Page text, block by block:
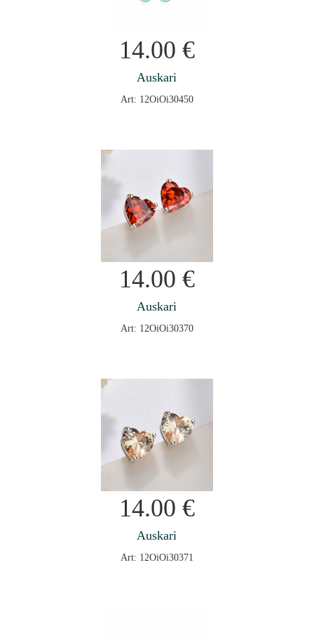
14.00 €
Auskari
Art: 12OiOi30450
14.00 €
Auskari
Art: 12OiOi30370
14.00 €
Auskari
Art: 12OiOi30371